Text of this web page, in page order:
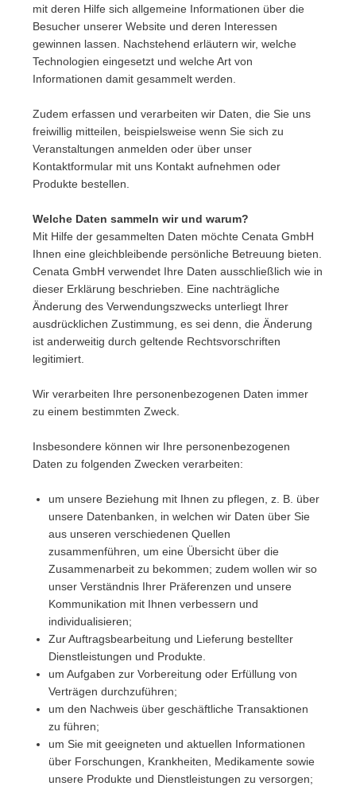
mit deren Hilfe sich allgemeine Informationen über die
Besucher unserer Website und deren Interessen
gewinnen lassen. Nachstehend erläutern wir, welche
Technologien eingesetzt und welche Art von
Informationen damit gesammelt werden.
Zudem erfassen und verarbeiten wir Daten, die Sie uns
freiwillig mitteilen, beispielsweise wenn Sie sich zu
Veranstaltungen anmelden oder über unser
Kontaktformular mit uns Kontakt aufnehmen oder
Produkte bestellen.
Welche Daten sammeln wir und warum?
Mit Hilfe der gesammelten Daten möchte Cenata GmbH
Ihnen eine gleichbleibende persönliche Betreuung bieten.
Cenata GmbH verwendet Ihre Daten ausschließlich wie in
dieser Erklärung beschrieben. Eine nachträgliche
Änderung des Verwendungszwecks unterliegt Ihrer
ausdrücklichen Zustimmung, es sei denn, die Änderung
ist anderweitig durch geltende Rechtsvorschriften
legitimiert.
Wir verarbeiten Ihre personenbezogenen Daten immer
zu einem bestimmten Zweck.
Insbesondere können wir Ihre personenbezogenen
Daten zu folgenden Zwecken verarbeiten:
um unsere Beziehung mit Ihnen zu pflegen, z. B. über
unsere Datenbanken, in welchen wir Daten über Sie
aus unseren verschiedenen Quellen
zusammenführen, um eine Übersicht über die
Zusammenarbeit zu bekommen; zudem wollen wir so
unser Verständnis Ihrer Präferenzen und unsere
Kommunikation mit Ihnen verbessern und
individualisieren;
Zur Auftragsbearbeitung und Lieferung bestellter
Dienstleistungen und Produkte.
um Aufgaben zur Vorbereitung oder Erfüllung von
Verträgen durchzuführen;
um den Nachweis über geschäftliche Transaktionen
zu führen;
um Sie mit geeigneten und aktuellen Informationen
über Forschungen, Krankheiten, Medikamente sowie
unsere Produkte und Dienstleistungen zu versorgen;